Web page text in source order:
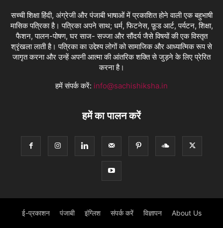
सच्ची शिक्षा हिंदी, अंग्रेजी और पंजाबी भाषाओं में प्रकाशित होने वाली एक बहुभाषी
मासिक पत्रिका है। पत्रिका अपने साथ; धर्म, फिटनेस, फ़ूड आर्ट, पर्यटन, शिक्षा,
फैशन, पालन-पोषण, घर साज- सज्जा और सौंदर्य जैसे विषयों की एक विस्तृत
श्रृंखला लाती है। पत्रिका का उद्देश्य लोगों को सामाजिक और आध्यात्मिक रूप से
जागृत करना और उन्हें अपनी आत्मा की आंतरिक शक्ति से जुड़ने के लिए प्रेरित
करना है।
हमें संपर्क करें: info@sachishiksha.in
हमें का पालन करें
ई-प्रकाशन पंजाबी इंग्लिश संपर्क करें विज्ञापन About Us